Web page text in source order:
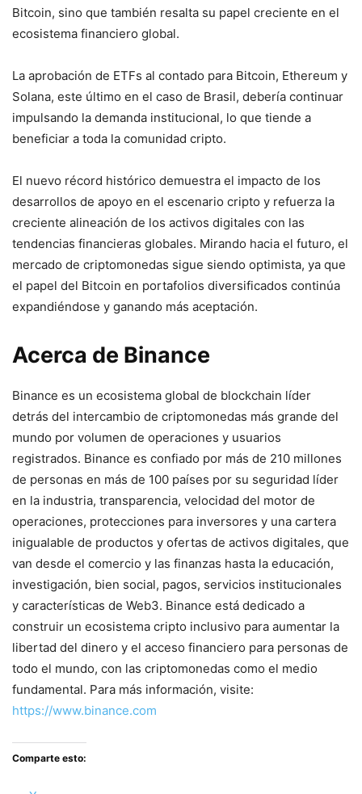
Bitcoin, sino que también resalta su papel creciente en el
ecosistema financiero global.
La aprobación de ETFs al contado para Bitcoin, Ethereum y
Solana, este último en el caso de Brasil, debería continuar
impulsando la demanda institucional, lo que tiende a
beneficiar a toda la comunidad cripto.
El nuevo récord histórico demuestra el impacto de los
desarrollos de apoyo en el escenario cripto y refuerza la
creciente alineación de los activos digitales con las
tendencias financieras globales. Mirando hacia el futuro, el
mercado de criptomonedas sigue siendo optimista, ya que
el papel del Bitcoin en portafolios diversificados continúa
expandiéndose y ganando más aceptación.
Acerca de Binance
Binance es un ecosistema global de blockchain líder
detrás del intercambio de criptomonedas más grande del
mundo por volumen de operaciones y usuarios
registrados. Binance es confiado por más de 210 millones
de personas en más de 100 países por su seguridad líder
en la industria, transparencia, velocidad del motor de
operaciones, protecciones para inversores y una cartera
inigualable de productos y ofertas de activos digitales, que
van desde el comercio y las finanzas hasta la educación,
investigación, bien social, pagos, servicios institucionales
y características de Web3. Binance está dedicado a
construir un ecosistema cripto inclusivo para aumentar la
libertad del dinero y el acceso financiero para personas de
todo el mundo, con las criptomonedas como el medio
fundamental. Para más información, visite:
https://www.binance.com
Comparte esto: